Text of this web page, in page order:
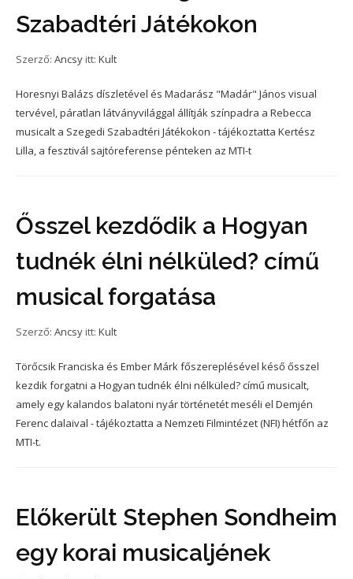
Szabadtéri Játékokon
Szerző: Ancsy itt: Kult
Horesnyi Balázs díszletével és Madarász "Madár" János visual
tervével, páratlan látványvilággal állítják színpadra a Rebecca
musicalt a Szegedi Szabadtéri Játékokon - tájékoztatta Kertész
Lilla, a fesztivál sajtóreferense pénteken az MTI-t
Ősszel kezdődik a Hogyan
tudnék élni nélküled? című
musical forgatása
Szerző: Ancsy itt: Kult
Törőcsik Franciska és Ember Márk főszereplésével késő ősszel
kezdik forgatni a Hogyan tudnék élni nélküled? című musicalt,
amely egy kalandos balatoni nyár történetét meséli el Demjén
Ferenc dalaival - tájékoztatta a Nemzeti Filmintézet (NFI) hétfőn az
MTI-t.
Előkerült Stephen Sondheim
egy korai musicaljének